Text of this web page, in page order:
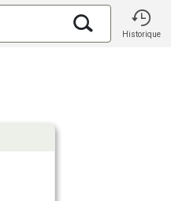
Historique